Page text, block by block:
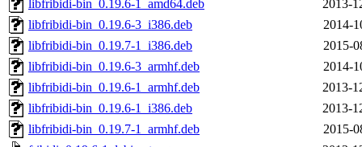
libfribidi-bin_0.19.6-1_amd64.deb
2013-
libfribidi-bin_0.19.6-3_i386.deb
2014-
libfribidi-bin_0.19.7-1_i386.deb
2015-
libfribidi-bin_0.19.6-3_armhf.deb
2014-
libfribidi-bin_0.19.6-1_armhf.deb
2013-
libfribidi-bin_0.19.6-1_i386.deb
2013-
libfribidi-bin_0.19.7-1_armhf.deb
2015-